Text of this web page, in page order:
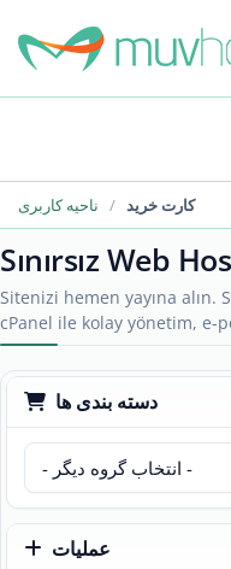
ناحیه کاربری کارت خرید
Sınırsız Web
Sitenizi hemen yayına alın.
cPanel ile kolay yönetim, e-
دسته بندی ها
عملیات